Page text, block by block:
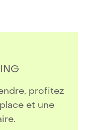
profitez
et une